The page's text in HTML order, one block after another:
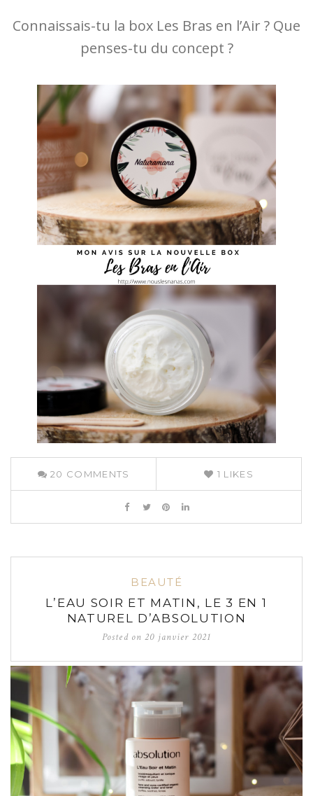
Connaissais-tu la box Les Bras en l’Air ? Que
penses-tu du concept ?
20 COMMENTS 1 LIKES
BEAUTÉ
L’EAU SOIR ET MATIN, LE 3 EN 1
NATUREL D’ABSOLUTION
Posted on20 janvier 2021